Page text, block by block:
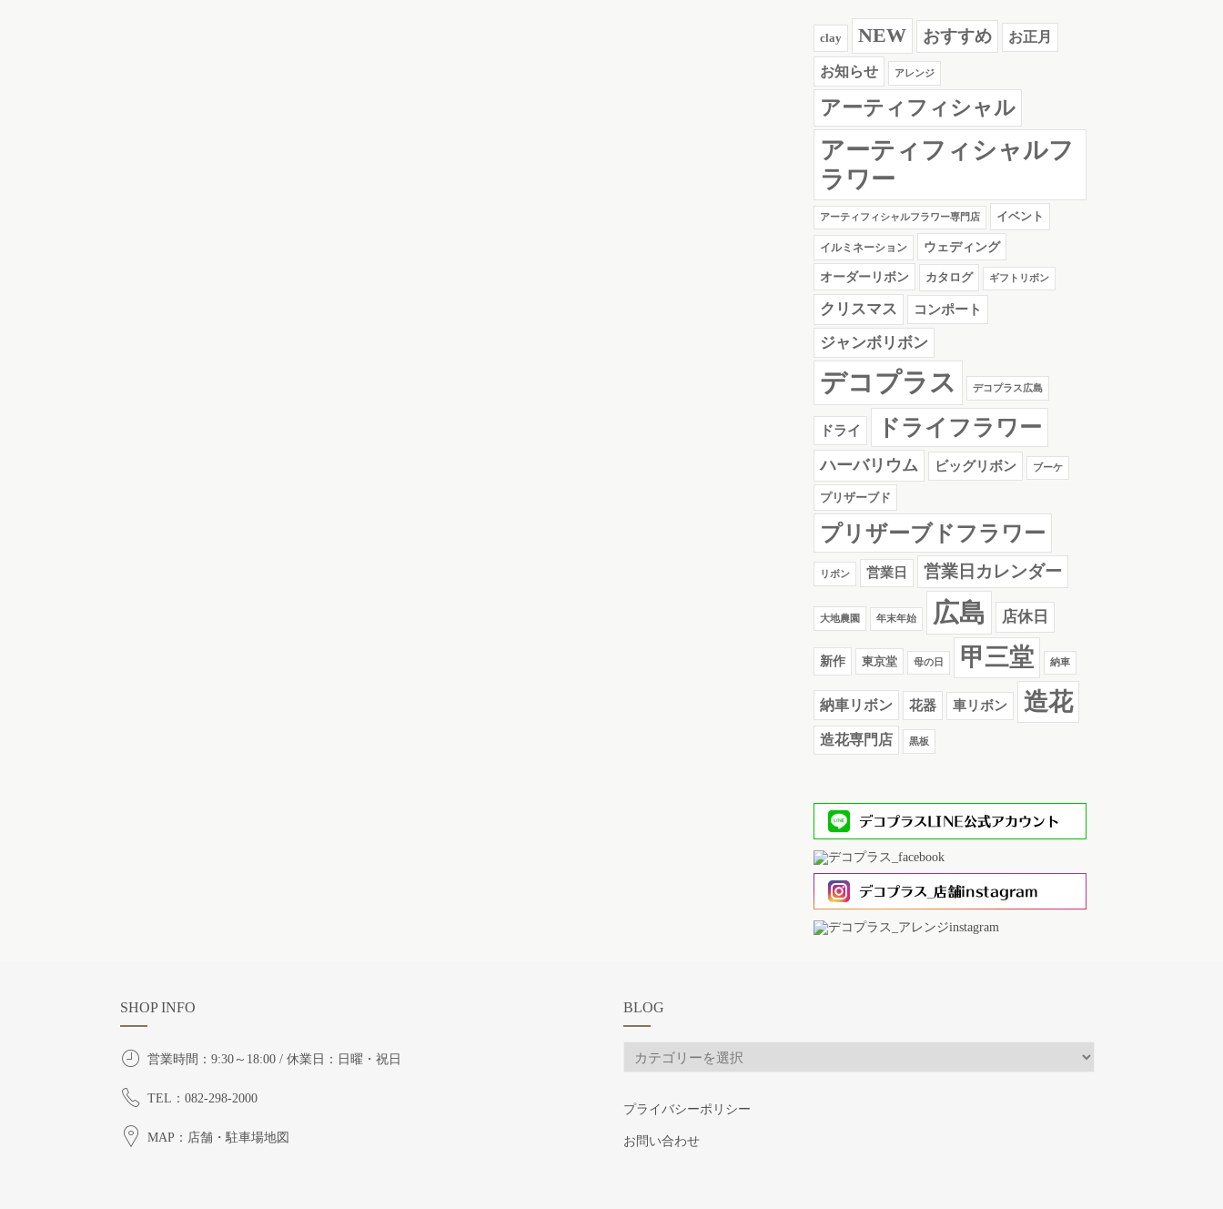
clay NEW おすすめ お正月
お知らせ アレンジ
アーティフィシャル
アーティフィシャルフ
ラワー
アーティフィシャルフラワー専門店 イベント
イルミネーション ウェディング
オーダーリボン カタログ ギフトリボン
クリスマス コンポート
ジャンボリボン
デコプラス デコプラス広島
ドライ ドライフラワー
ハーバリウム ビッグリボン ブーケ
プリザーブド
プリザーブドフラワー
リボン 営業日 営業日カレンダー
大地農園 年末年始 広島 店休日
新作 東京堂 母の日 甲三堂 納車
納車リボン 花器 車リボン 造花
造花専門店 黒板
SHOP INFO
営業時間：9:30～18:00 / 休業日：日曜・祝日
TEL：082-298-2000
MAP：店舗・駐車場地図
BLOG
BLOG
プライバシーポリシー
お問い合わせ